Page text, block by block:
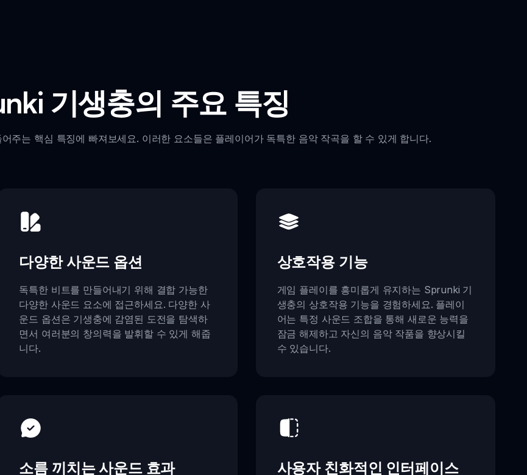
기생충의 주요 특징
주는 핵심 특징에 빠져보세요. 이러한 요소들은 플레이어가 독특한 음악 작곡을 할 수 있게 합니다.
다양한 사운드 옵션
독특한 비트를 만들어내기 위해 결합 가능한
다양한 사운드 요소에 접근하세요. 다양한 사
운드 옵션은 기생충에 감염된 도전을 탐색하
면서 여러분의 창의력을 발휘할 수 있게 해줍
니다.
상호작용 기능
게임 플레이를 흥미롭게 유지하는 Sprunki 기
생충의 상호작용 기능을 경험하세요. 플레이
어는 특정 사운드 조합을 통해 새로운 능력을
잠금 해제하고 자신의 음악 작품을 향상시킬
수 있습니다.
소름 끼치는 사운드 효과 사용자 친화적인 인터페이스